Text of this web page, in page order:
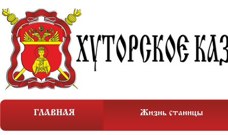
ГЛАВНАЯ Жизнь станицы